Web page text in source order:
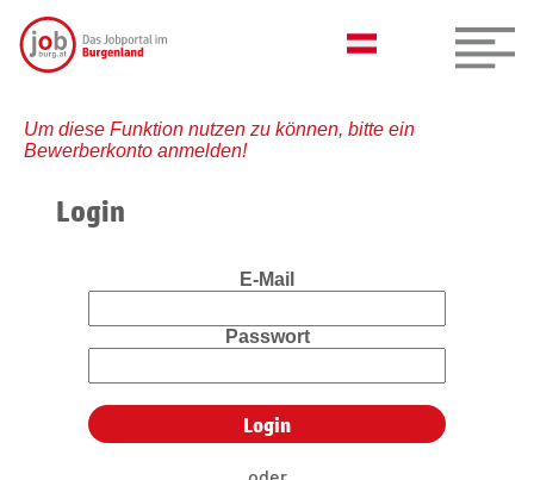
Um diese Funktion nutzen zu können, bitte ein
Bewerberkonto anmelden!
Login
E-Mail
Passwort